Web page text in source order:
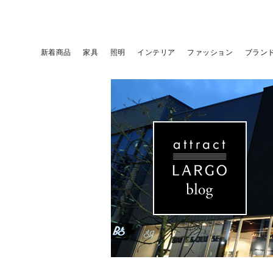
新着商品 家具 照明 インテリア ファッション ブラン